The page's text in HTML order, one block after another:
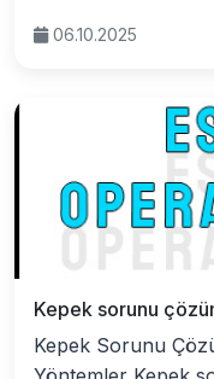
06.10.2025
Kepek sorunu
Kepek Sorunu